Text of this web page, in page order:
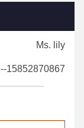
Ms. lily
15852870867